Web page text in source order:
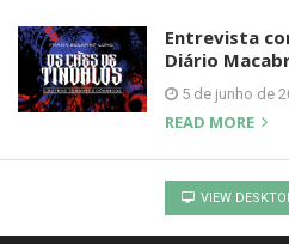
Entrevista
Diário
5 de junho de
READ MORE
VIEW